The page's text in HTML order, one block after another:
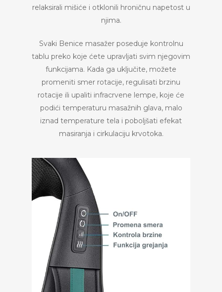
relaksirali mišiće i otklonili hroničnu napetost u
njima.
Svaki Benice masažer poseduje kontrolnu
tablu preko koje ćete upravljati svim njegovim
funkcijama. Kada ga uključite, možete
promeniti smer rotacije, regulisati brzinu
rotacije ili upaliti infracrvene lempe, koje će
podići temperaturu masažnih glava, malo
iznad temperature tela i poboljšati efekat
masiranja i cirkulaciju krvotoka.